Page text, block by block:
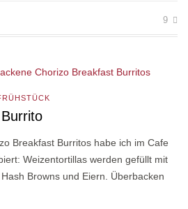
9
Breakfast Burritos habe ich im Cafe
Weizentortillas werden gefüllt mit
Browns und Eiern. Überbacken